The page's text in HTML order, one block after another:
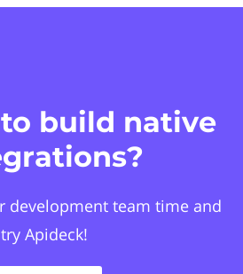
build native
development team time and
try Apideck!